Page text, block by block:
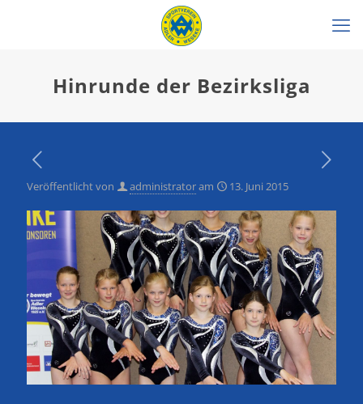
Hinrunde der Bezirksliga
Veröffentlicht von administratoram 13. Juni 2015